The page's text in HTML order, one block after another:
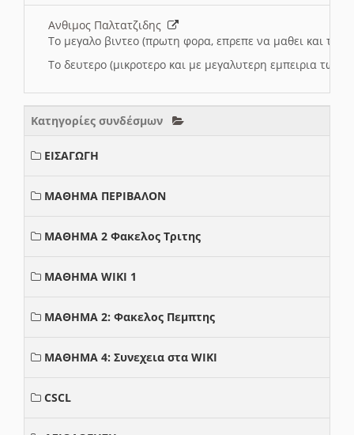
Ανθιμος Παλτατζιδης
Το μεγαλο βιντεο (πρωτη φορα, επρεπε να μαθει και το
Το δευτερο (μικροτερο και με μεγαλυτερη εμπειρια
Κατηγορίες συνδέσμων
ΕΙΣΑΓΩΓΗ
ΜΑΘΗΜΑ ΠΕΡΙΒΑΛΟΝ
ΜΑΘΗΜΑ 2 Φακελος Τριτης
ΜΑΘΗΜΑ WIKI 1
ΜΑΘΗΜΑ 2: Φακελος Πεμπτης
ΜΑΘΗΜΑ 4: Συνεχεια στα WIKI
CSCL